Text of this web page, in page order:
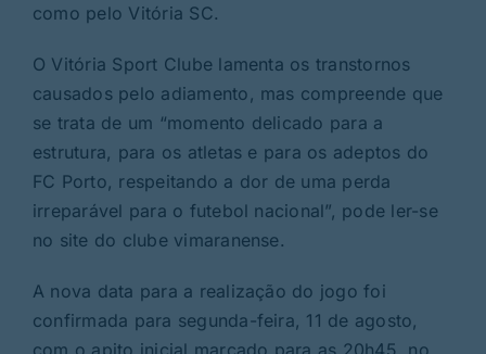
como pelo Vitória SC.
O Vitória Sport Clube lamenta os transtornos
causados pelo adiamento, mas compreende que
se trata de um “momento delicado para a
estrutura, para os atletas e para os adeptos do
FC Porto, respeitando a dor de uma perda
irreparável para o futebol nacional”, pode ler-se
no site do clube vimaranense.
A nova data para a realização do jogo foi
confirmada para segunda-feira, 11 de agosto,
com o apito inicial marcado para as 20h45, no